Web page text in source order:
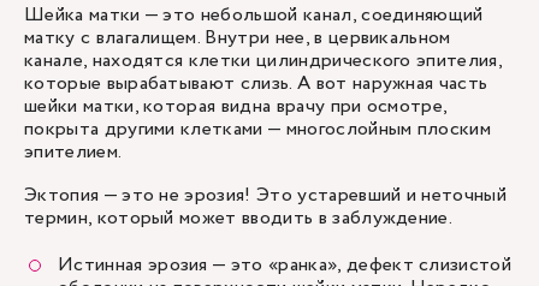
Шейка матки — это небольшой канал, соединяющий
матку с влагалищем. Внутри нее, в цервикальном
канале, находятся клетки цилиндрического эпителия,
которые вырабатывают слизь. А вот наружная часть
шейки матки, которая видна врачу при осмотре,
покрыта другими клетками — многослойным плоским
эпителием.
Эктопия — это неэрозия! Это устаревший и неточный
термин, который может вводить в заблуждение.
Истинная эрозия — это «ранка», дефект слизистой